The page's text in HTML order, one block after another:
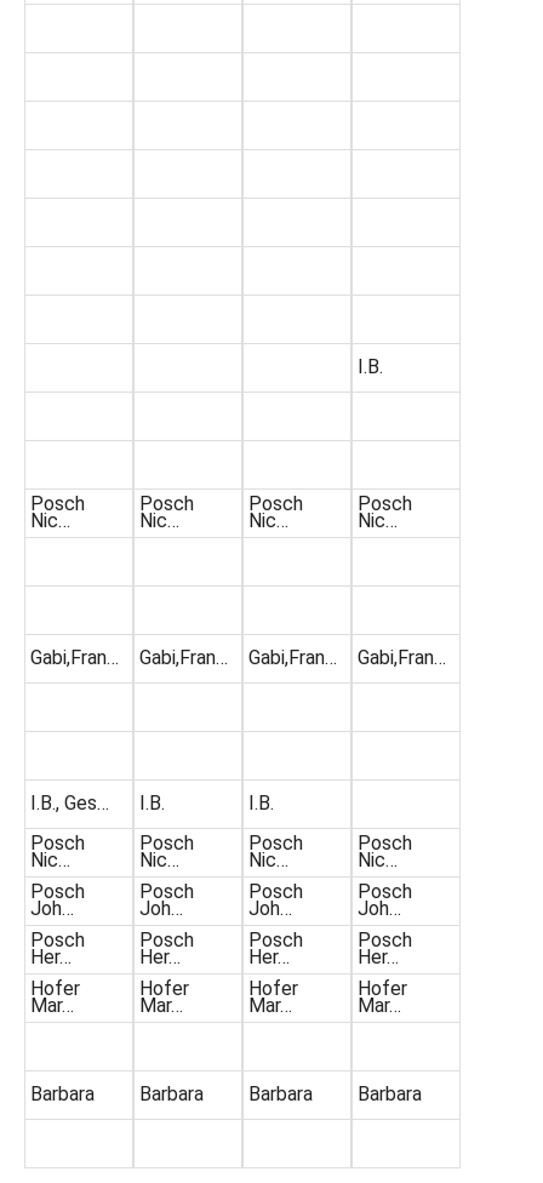
Posch
Nic…
Gabi,Fran…
I.B., Ges…
Posch
Nic…
Posch
Joh…
Posch
Her…
Hofer
Mar…
Barbara
Posch
Nic…
Gabi,Fran…
I.B.
Posch
Nic…
Posch
Joh…
Posch
Her…
Hofer
Mar…
Barbara
Posch
Nic…
Gabi,Fran…
I.B.
Posch
Nic…
Posch
Joh…
Posch
Her…
Hofer
Mar…
Barbara
I.B.
Posch
Nic…
Gabi,Fran…
Posch
Nic…
Posch
Joh…
Posch
Her…
Hofer
Mar…
Barbara